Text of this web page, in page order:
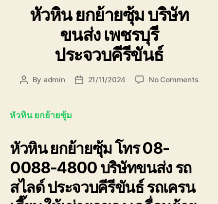
หัวหิน ยกย้ายซุ้ม บริษัท
ขนส่ง เพชรบุรี
ประจวบคีรีขันธ์
Post
By admin
Post21/11/2024 No Commentson
หัวหิน ยกย้ายซุ้ม
หัวหิน ยกย้ายซุ้ม โทร 08-
0088-4800 บริษัทขนส่ง รถ
สไลด์ ประจวบคีรีขันธ์ รถเครน